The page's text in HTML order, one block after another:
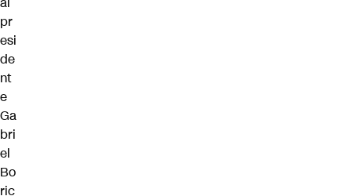
pr
esi
de
nt
e
Ga
bri
el
Bo
ric